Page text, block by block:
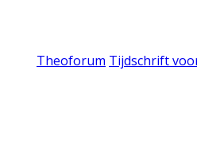
Theoforum Tijdschrift